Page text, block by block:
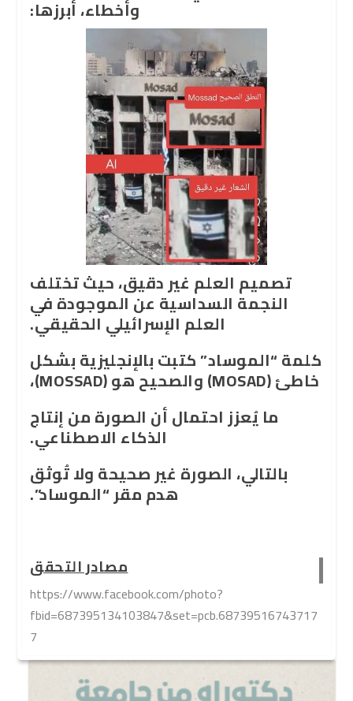
وأخطاء، أبرزها:
تصميم العلم غير دقيق، حيث تختلف
النجمة السداسية عن الموجودة في
العلم الإسرائيلي الحقيقي.
كلمة “الموساد” كتبت بالإنجليزية بشكل
خاطئ (MOSAD) والصحيح هو (MOSSAD)،
ما يُعزز احتمال أن الصورة من إنتاج
الذكاء الاصطناعي.
بالتالي، الصورة غير صحيحة ولا تُوثق
هدم مقر “الموساد”.
مصادر التحقق
https://www.facebook.com/photo?
fbid=687395134103847&set=pcb.68739516743717
7